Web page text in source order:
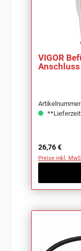
VIGOR
Regulärer
26,76 €
Preise inkl.